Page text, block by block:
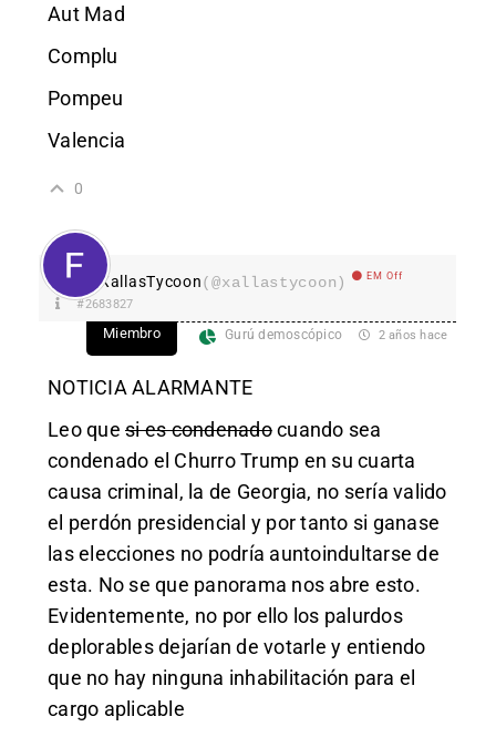
Aut Mad
Complu
Pompeu
Valencia
0
XallasTycoon(@xallastycoon) EM Off
#2683827
Miembro Gurú demoscópico 2 años hace
NOTICIA ALARMANTE
Leo que si es condenadocuando sea
condenado el Churro Trump en su cuarta
causa criminal, la de Georgia, no sería valido
el perdón presidencial y por tanto si ganase
las elecciones no podría auntoindultarse de
esta. No se que panorama nos abre esto.
Evidentemente, no por ello los palurdos
deplorables dejarían de votarle y entiendo
que no hay ninguna inhabilitación para el
cargo aplicable